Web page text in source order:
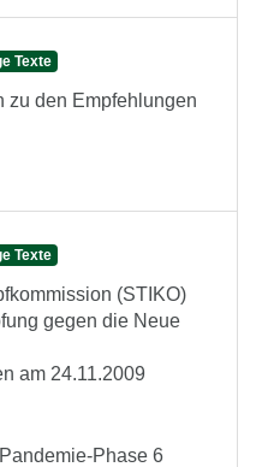
Texte
zu den Empfehlungen
Texte
(STIKO)
gegen die Neue
am 24.11.2009
Phase 6